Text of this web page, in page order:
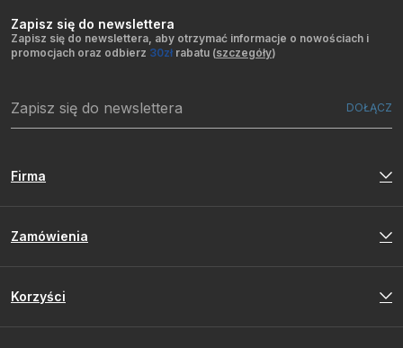
Zapisz się do newslettera
Zapisz się do newslettera, aby otrzymać informacje o nowościach i
promocjach oraz odbierz 30zł rabatu (szczegóły)
Firma
Zamówienia
Korzyści